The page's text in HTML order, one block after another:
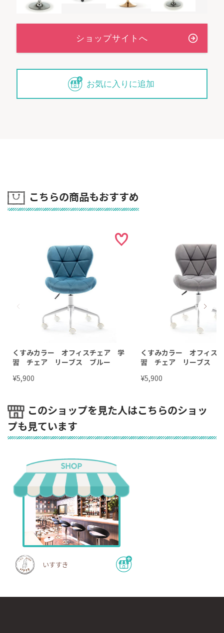
お気に入りに追加
こちらの商品もおすすめ
くすみカラー オフィスチェア 学
習 チェア リーブス ブルー
¥5,900
くすみカラー オフィス
習 チェア リーブス グ
¥5,900
このショップを見た人はこちらのショッ
プも見ています
いすすき